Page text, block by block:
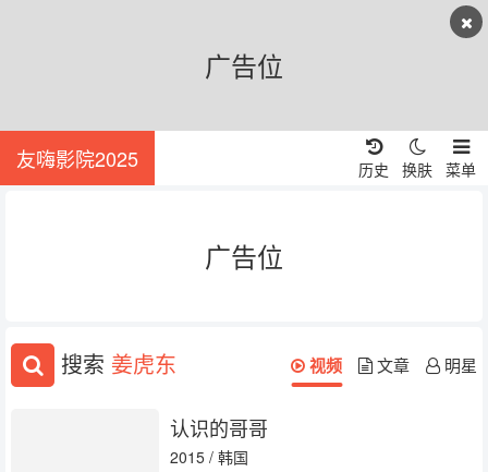
广告位
友嗨影院2025 菜单
换肤
历史
广告位
搜索 姜虎东 视频 文章 明星
认识的哥哥
2015 / 韩国